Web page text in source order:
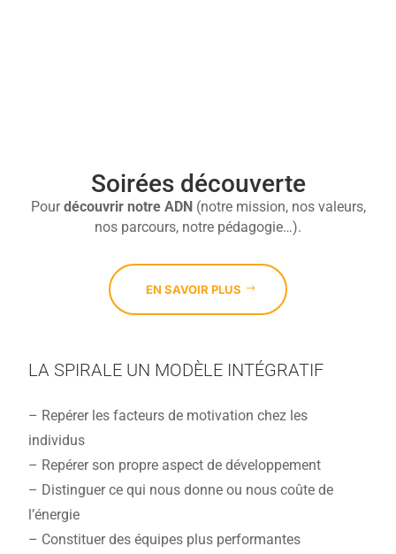
Soirées découverte
Pourdécouvrir notre ADN(notre mission, nos valeurs,
nos parcours, notre pédagogie…).
EN SAVOIR PLUS
LA SPIRALE UN MODÈLE INTÉGRATIF
– Repérer les facteurs de motivation chez les
individus
– Repérer son propre aspect de développement
– Distinguer ce qui nous donne ou nous coûte de
l’énergie
– Constituer des équipes plus performantes